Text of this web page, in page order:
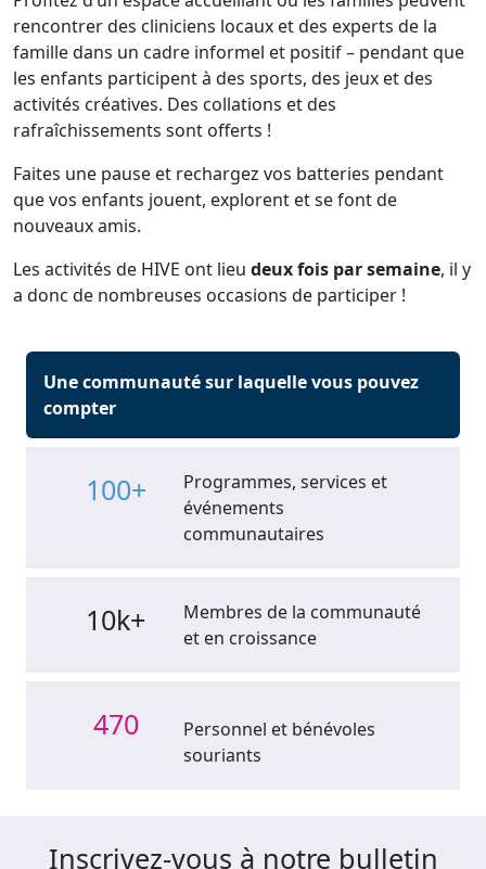
rencontrer des cliniciens locaux et des experts de la
famille dans un cadre informel et positif – pendant que
les enfants participent à des sports, des jeux et des
activités créatives. Des collations et des
rafraîchissements sont offerts !
Faites une pause et rechargez vos batteries pendant
que vos enfants jouent, explorent et se font de
nouveaux amis.
Les activités de HIVE ont lieu deux fois par semaine, il y
a donc de nombreuses occasions de participer !
Une communauté sur laquelle vous pouvez
compter
100+
Programmes, services et
événements
communautaires
10k+
Membres de la communauté
et en croissance
470
Personnel et bénévoles
souriants
Inscrivez-vous à notre bulletin